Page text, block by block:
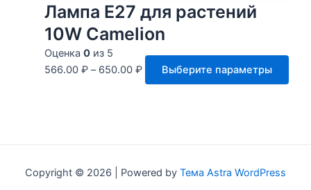
Лампа E27 для растений
10W Camelion
Оценка 0из 5
566.00 ₽– 650.00 ₽ Выберите параметры
Copyright © 2026 | Powered by Тема Astra WordPress